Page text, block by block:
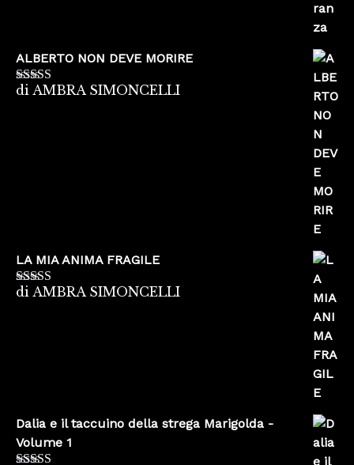
ALBERTO NON DEVE MORIRE
Valutato5su
di AMBRA SIMONCELLI
LA MIA ANIMA FRAGILE
Valutato5su
di AMBRA SIMONCELLI
Dalia e il taccuino della strega Marigolda -
Volume 1